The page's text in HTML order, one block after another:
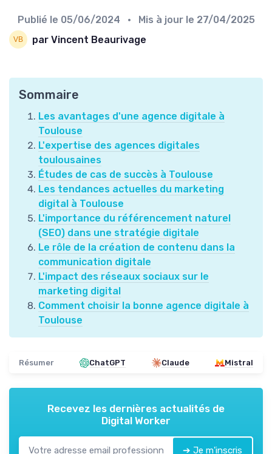
Publié le 05/06/2024 • Mis à jour le 27/04/2025
par Vincent Beaurivage
Sommaire
Les avantages d'une agence digitale à
Toulouse
L'expertise des agences digitales
toulousaines
Études de cas de succès à Toulouse
Les tendances actuelles du marketing
digital à Toulouse
L'importance du référencement naturel
(SEO) dans une stratégie digitale
Le rôle de la création de contenu dans la
communication digitale
L'impact des réseaux sociaux sur le
marketing digital
Comment choisir la bonne agence digitale à
Toulouse
Résumer ChatGPT Claude Mistral
Recevez les dernières actualités de
Digital Worker
➔ Je m'inscris